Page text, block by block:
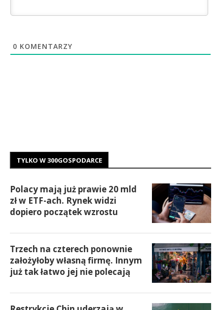
0 KOMENTARZY
TYLKO W 300GOSPODARCE
Polacy mają już prawie 20 mld
zł w ETF-ach. Rynek widzi
dopiero początek wzrostu
Trzech na czterech ponownie
założyłoby własną firmę. Innym
już tak łatwo jej nie polecają